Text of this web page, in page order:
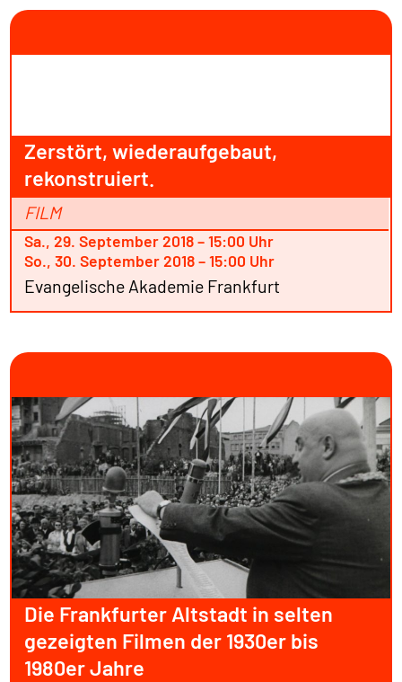
Zerstört, wiederaufgebaut,
rekonstruiert.
FILM
Sa., 29. September 2018 – 15:00 Uhr
So., 30. September 2018 – 15:00 Uhr
Evangelische Akademie Frankfurt
Die Frankfurter Altstadt in selten
gezeigten Filmen der 1930er bis
1980er Jahre